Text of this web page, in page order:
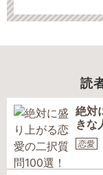
読
絶対
きな
恋愛